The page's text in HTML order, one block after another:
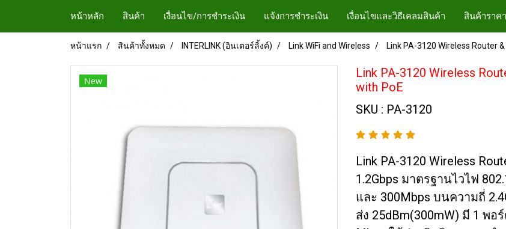
หน้าหลัก สินค้า เงื่อนไข/การชำระเงิน แจ้งการชำระเงิน เงื่อนไขและวิธีเคลมสินค้า สินค้าราค
หน้าแรก สินค้าทั้งหมด INTERLINK (อินเตอร์ลิ้งค์) Link WiFi and Wireless Link PA-3120 Wireless Router
New
Link PA-3120 Wireless
with PoE
SKU : PA-3120
Link PA-3120 Wireless
1.2Gbps มาตรฐานไวไฟ
และ 300Mbps บนความถี่
ส่ง 25dBm(300mW) มี 1 พอ